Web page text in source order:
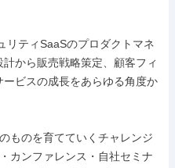
リティSaaSのプロダクトマネ
から販売戦略策定、顧客フィ
ビスの成長をあらゆる角度か
ものを育てていくチャレンジ
カンファレンス・自社セミナ